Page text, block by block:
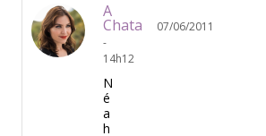
A
Chata
07/06/2011
-
14h12
N
é
a
h